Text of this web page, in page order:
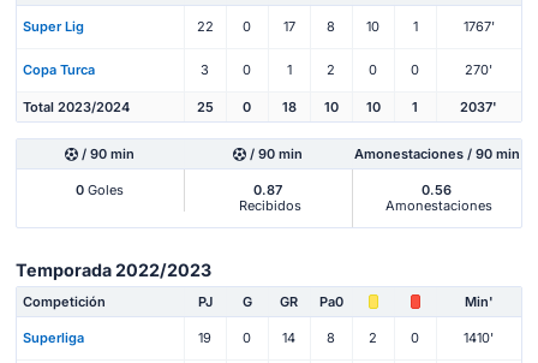
Super Lig 22 0 17 8 10 1 1767'
Copa Turca 3 0 1 2 0 0 270'
Total 2023/2024 25 0 18 10 10 1 2037'
/ 90 min / 90 min Amonestaciones / 90 min
0 Goles
0.87
Recibidos
0.56
Amonestaciones
Temporada 2022/2023
Competición PJ G GR Pa0 Min'
Superliga 19 0 14 8 2 0 1410'